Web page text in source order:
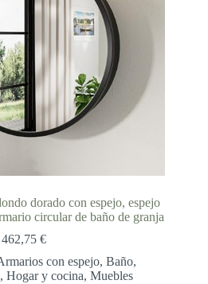
dorado con espejo, espejo
circular de baño de granja
462,75€
con espejo,Baño,
,Hogar y cocina,Muebles